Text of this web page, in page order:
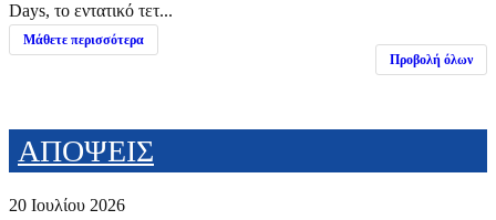
Days, το εντατικό τετ...
Μάθετε περισσότερα
Προβολή όλων
ΑΠΟΨΕΙΣ
20 Ιουλίου 2026